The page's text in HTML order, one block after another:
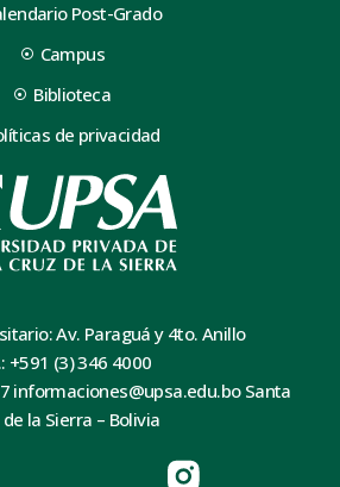
Post-Grado
Campus
Biblioteca
de privacidad
Av. Paraguá y 4to. Anillo
+591 (3) 346 4000
informaciones@upsa.edu.bo Santa
de la Sierra – Bolivia